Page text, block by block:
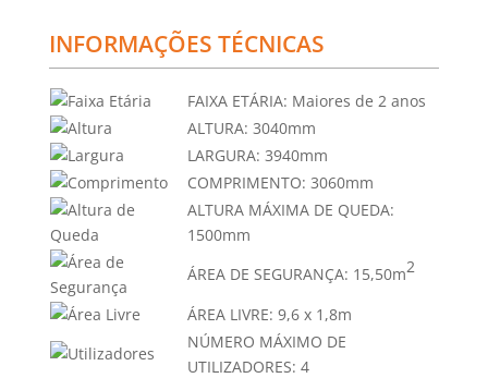
INFORMAÇÕES TÉCNICAS
FAIXA ETÁRIA: Maiores de 2 anos
ALTURA: 3040mm
LARGURA: 3940mm
COMPRIMENTO: 3060mm
ALTURA MÁXIMA DE QUEDA:
1500mm
ÁREA DE SEGURANÇA: 15,50m2
ÁREA LIVRE: 9,6 x 1,8m
NÚMERO MÁXIMO DE
UTILIZADORES: 4